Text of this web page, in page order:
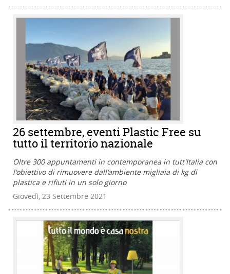
26 settembre, eventi Plastic Free su
tutto il territorio nazionale
Oltre 300 appuntamenti in contemporanea in tutt'Italia con
l'obiettivo di rimuovere dall'ambiente migliaia di kg di
plastica e rifiuti in un solo giorno
Giovedì, 23 Settembre 2021